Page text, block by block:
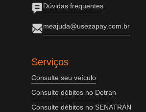
Dúvidas frequentes
meajuda@usezapay.com.br
Serviços
Consulte seu veículo
Consulte débitos no Detran
Consulte débitos no SENATRAN